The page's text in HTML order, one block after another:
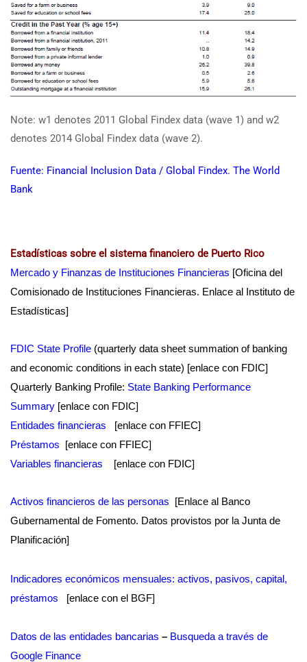
Note: w1 denotes 2011 Global Findex data (wave 1) and w2
denotes 2014 Global Findex data (wave 2).
Fuente: Financial Inclusion Data / Global Findex. The World
Bank
Estadísticas sobre el sistema financiero de Puerto Rico
Mercado y Finanzas de Instituciones Financieras [Oficina del
Comisionado de Instituciones Financieras. Enlace al Instituto de
Estadísticas]
FDIC State Profile (quarterly data sheet summation of banking
and economic conditions in each state) [enlace con FDIC]
Quarterly Banking Profile: State Banking Performance
Summary [enlace con FDIC]
Entidades financieras
[enlace con FFIEC]
Préstamos [enlace con FFIEC]
Variables financieras
[enlace con FDIC]
Activos financieros de las personas [Enlace al Banco
Gubernamental de Fomento. Datos provistos por la Junta de
Planificación]
Indicadores económicos mensuales: activos, pasivos, capital,
préstamos
[enlace con el BGF]
Datos de las entidades bancarias – Busqueda a través de
Google Finance